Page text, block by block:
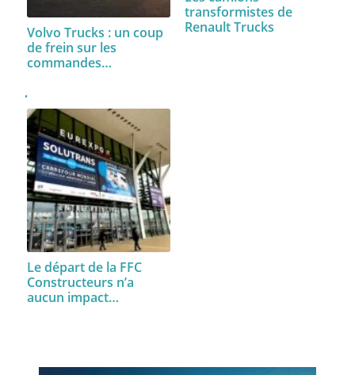
Volvo Trucks : un coup
de frein sur les
commandes…
transformistes de
Renault Trucks
Le départ de la FFC
Constructeurs n’a
aucun impact…